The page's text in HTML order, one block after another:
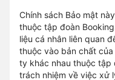
Chính sách Bảo mật
thuộc tập đoàn
liệu cá nhân liên quan
thuộc vào bản chất
ty khác nhau thuộc tập
trách nhiệm về việc xử